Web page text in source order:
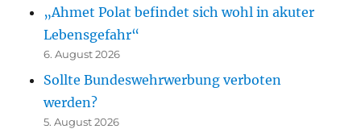
„Ahmet Polat befindet sich wohl in akuter
Lebensgefahr“
6. August 2026
Sollte Bundeswehrwerbung verboten
werden?
5. August 2026